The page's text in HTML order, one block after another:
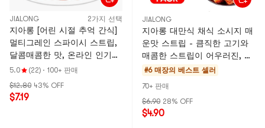
JIALONG 2가지 선택
지아롱 [어린 시절 추억 간식]
멀티그레인 스파이시 스트립,
달콤매콤한 맛, 온라인 인기
간식, 16g*20팩 [완두콩과 스
5.0 (22) · 100+ 판매
$12.80 43% OFF
$7.19
JIALONG
지아롱 대만식 채식 소시지 매
운맛 스트립 - 큼직한 고기와
매콤한 스트립이 어우러진, 어
린 시절의 추억을 떠올리게 하
지만 느끼하지 않고, 매콤하면
서도 중독성 있음] [부드럽고
쫄깃하며 향긋함]
#6 매장의 베스트 셀러
70+ 판매
$6.90 28% OFF
$4.90